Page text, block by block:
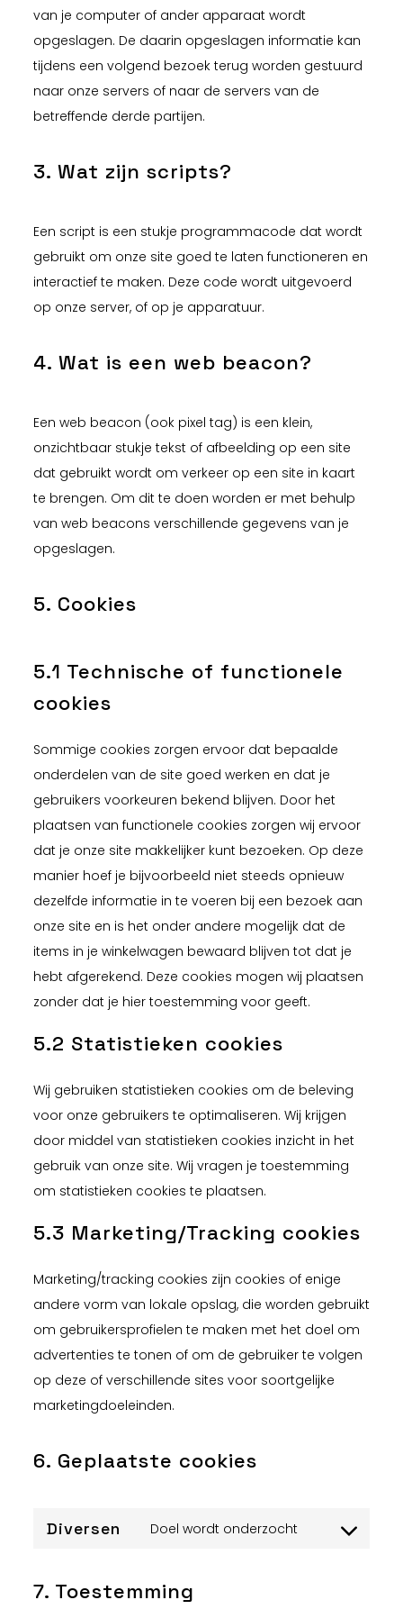
van je computer of ander apparaat wordt
opgeslagen. De daarin opgeslagen informatie kan
tijdens een volgend bezoek terug worden gestuurd
naar onze servers of naar de servers van de
betreffende derde partijen.
3. Wat zijn scripts?
Een script is een stukje programmacode dat wordt
gebruikt om onze site goed te laten functioneren en
interactief te maken. Deze code wordt uitgevoerd
op onze server, of op je apparatuur.
4. Wat is een web beacon?
Een web beacon (ook pixel tag) is een klein,
onzichtbaar stukje tekst of afbeelding op een site
dat gebruikt wordt om verkeer op een site in kaart
te brengen. Om dit te doen worden er met behulp
van web beacons verschillende gegevens van je
opgeslagen.
5. Cookies
5.1 Technische of functionele
cookies
Sommige cookies zorgen ervoor dat bepaalde
onderdelen van de site goed werken en dat je
gebruikers voorkeuren bekend blijven. Door het
plaatsen van functionele cookies zorgen wij ervoor
dat je onze site makkelijker kunt bezoeken. Op deze
manier hoef je bijvoorbeeld niet steeds opnieuw
dezelfde informatie in te voeren bij een bezoek aan
onze site en is het onder andere mogelijk dat de
items in je winkelwagen bewaard blijven tot dat je
hebt afgerekend. Deze cookies mogen wij plaatsen
zonder dat je hier toestemming voor geeft.
5.2 Statistieken cookies
Wij gebruiken statistieken cookies om de beleving
voor onze gebruikers te optimaliseren. Wij krijgen
door middel van statistieken cookies inzicht in het
gebruik van onze site. Wij vragen je toestemming
om statistieken cookies te plaatsen.
5.3 Marketing/Tracking cookies
Marketing/tracking cookies zijn cookies of enige
andere vorm van lokale opslag, die worden gebruikt
om gebruikersprofielen te maken met het doel om
advertenties te tonen of om de gebruiker te volgen
op deze of verschillende sites voor soortgelijke
marketingdoeleinden.
6. Geplaatste cookies
Diversen Doel wordt onderzocht
Consent
7. Toestemming